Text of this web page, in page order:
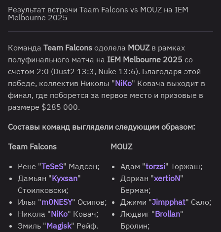
Результат встречи Team Falcons vs MOUZ на IEM
Melbourne 2025
Команда Team Falcons одолела MOUZв рамках
полуфинального матча на IEM Melbourne 2025 со
счетом 2:0 (Dust2 13:3, Nuke 13:6). Благодаря этой
победе, коллектив Николы "NiKo" Ковача выходит в
финал, где поборется за первое место и призовые в
размере $285 000.
Составы команд выглядели следующим образом:
Team Falcons
Рене "TeSeS" Мадсен;
Дамьян "Kyxsan"
Стоилковски;
Илья "m0NESY" Осипов;
Никола "NiKo" Ковач;
Эмиль "Magisk" Рейф.
MOUZ
Адам "torzsi" Торжаш;
Дориан "xertioN"
Берман;
Джими "Jimpphat" Сало;
Людвиг "Brollan"
Бролин;